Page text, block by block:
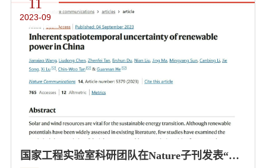
分析与应用技术国家工程实验室助理研究员，美国斯坦福大学
访问学者，清华...
11
2023-09
国家工程实验室科研团队在Nature子刊发表“新能源多时空尺度不确定性数据解析方法”